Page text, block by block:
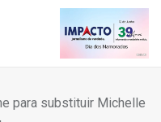
para substituir Michelle